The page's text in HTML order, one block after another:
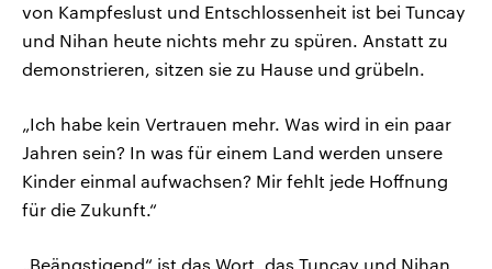
von Kampfeslust und Entschlossenheit ist bei Tuncay
und Nihan heute nichts mehr zu spüren. Anstatt zu
demonstrieren, sitzen sie zu Hause und grübeln.
„Ich habe kein Vertrauen mehr. Was wird in ein paar
Jahren sein? In was für einem Land werden unsere
Kinder einmal aufwachsen? Mir fehlt jede Hoffnung
für die Zukunft.“
„Beängstigend“ ist das Wort, das Tuncay und Nihan